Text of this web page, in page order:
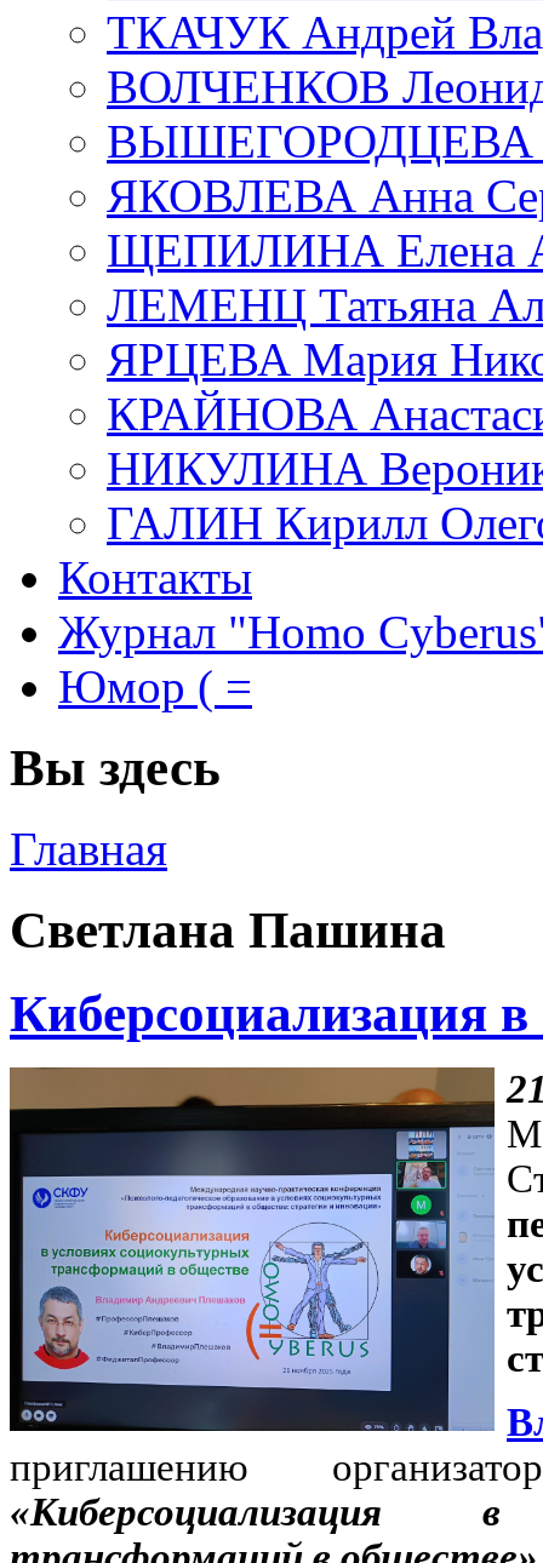
ТКАЧУК Андрей
ВОЛЧЕНКОВ Леонид
ВЫШЕГОРОДЦЕВА
ЯКОВЛЕВА Анна
ЩЕПИЛИНА Елена
ЛЕМЕНЦ Татьяна
ЯРЦЕВА Мария
КРАЙНОВА
НИКУЛИНА
ГАЛИН Кирилл
Контакты
Журнал "Homo
Юмор ( =
Вы здесь
Главная
Светлана Пашина
Киберсоциализация
приглашению
«Киберсоциализация